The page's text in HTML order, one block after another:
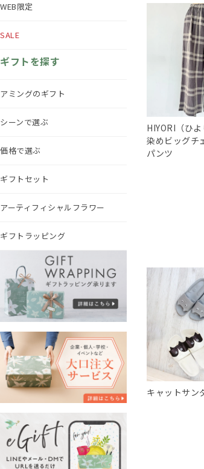
WEB限定
SALE
ギフトを探す
アミングのギフト
シーンで選ぶ
価格で選ぶ
ギフトセット
アーティフィシャルフラワー
ギフトラッピング
HIYORI（ひ
染めビッグチ
パンツ
キャットサン